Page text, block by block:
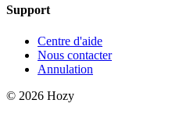
Support
Centre d'aide
Nous contacter
Annulation
© 2026 Hozy